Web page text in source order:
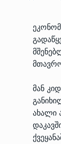
მან
ახალი